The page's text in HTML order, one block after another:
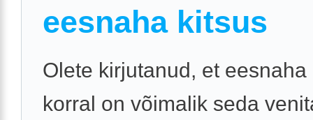
eesnaha kitsus
Olete kirjutanud, et eesnaha
korral on võimalik seda